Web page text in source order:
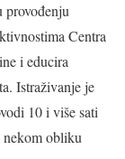
provođenju
Centra
i educira
Istraživanje je
10 i više sati
obliku